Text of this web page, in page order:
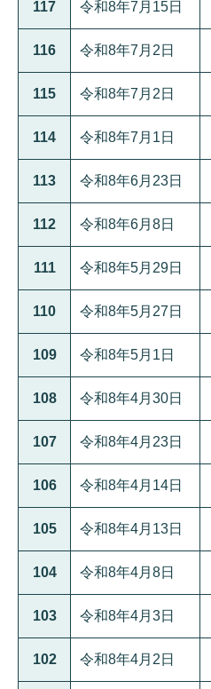
117 令和8年7月15日
116 令和8年7月2日
115 令和8年7月2日
114 令和8年7月1日
113 令和8年6月23日
112 令和8年6月8日
111 令和8年5月29日
110 令和8年5月27日
109 令和8年5月1日
108 令和8年4月30日
107 令和8年4月23日
106 令和8年4月14日
105 令和8年4月13日
104 令和8年4月8日
103 令和8年4月3日
102 令和8年4月2日